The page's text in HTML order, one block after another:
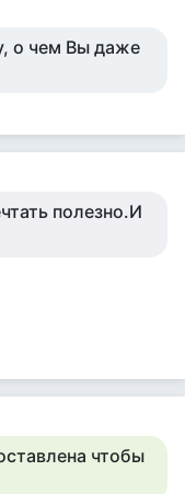
о чем Вы даже
полезно.И
чтобы